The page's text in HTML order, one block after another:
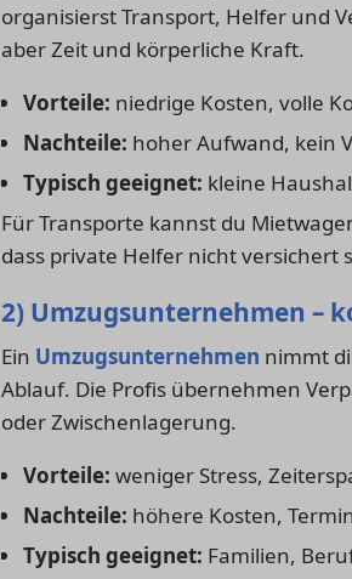
organisierst Transport, Helfer und
aber Zeit und körperliche Kraft.
Vorteile: niedrige Kosten, volle
Nachteile: hoher Aufwand, kein
Typisch geeignet: kleine
Für Transporte kannst du
dass private Helfer nicht versichert
2) Umzugsunternehmen –
Ein Umzugsunternehmen nimmt
Ablauf. Die Profis übernehmen
oder Zwischenlagerung.
Vorteile: weniger Stress,
Nachteile: höhere Kosten,
Typisch geeignet: Familien,